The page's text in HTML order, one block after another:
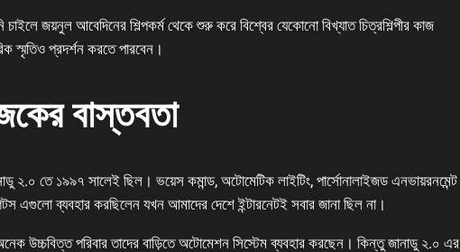
জয়নুল আবেদিনের শিল্পকর্ম থেকে শুরু করে বিশ্বের যেকোনো বিখ্যাত চিত্রশিল্পীর কাজ
স্মৃতিও প্রদর্শন করতে পারবেন।
বাস্তবতা
২.০ তে ১৯৯৭ সালেই ছিল। ভয়েস কমান্ড, অটোমেটিক লাইটিং, পার্সোনালাইজড এনভায়রনমেন্ট
ব্যবহার করছিলেন যখন আমাদের দেশে ইন্টারনেটই সবার জানা ছিল না।
উচ্চবিত্ত পরিবার তাদের বাড়িতে অটোমেশন সিস্টেম ব্যবহার করছেন। কিন্তু জানাডু ২.০ এর